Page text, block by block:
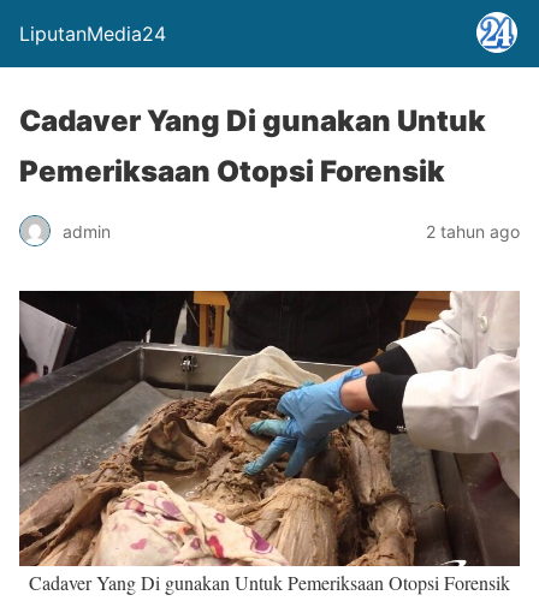
LiputanMedia24
Cadaver Yang Di gunakan Untuk
Pemeriksaan Otopsi Forensik
admin 2 tahun ago
Cadaver Yang Di gunakan Untuk Pemeriksaan Otopsi Forensik